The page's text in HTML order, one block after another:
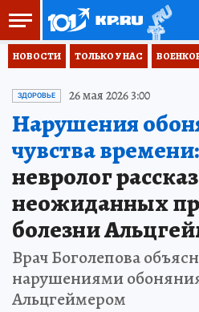
НОВОСТИ ТОЛЬКО У НАС
ЗДОРОВЬЕ 26 мая 2026 3:00
Нарушения
чувства времени:
невролог
неожиданных
болезни
Врач Боголепова
нарушениями
Альцгеймером